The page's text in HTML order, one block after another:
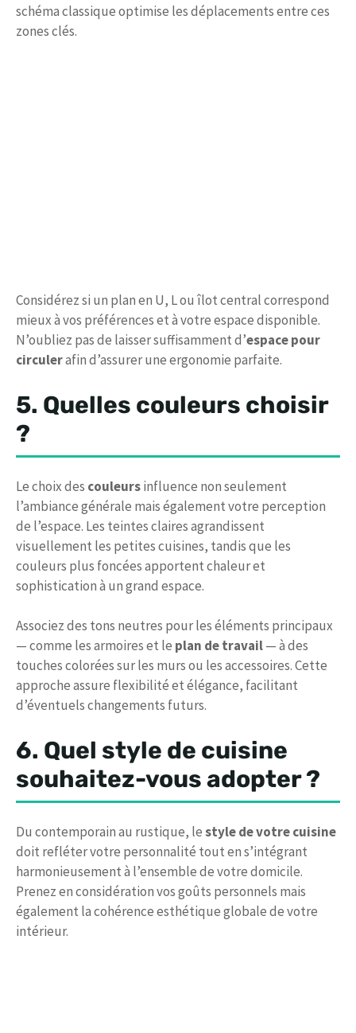
schéma classique optimise les déplacements entre ces
zones clés.
Considérez si un plan en U, L ou îlot central correspond
mieux à vos préférences et à votre espace disponible.
N’oubliez pas de laisser suffisamment d’espace pour
circulerafin d’assurer une ergonomie parfaite.
5. Quelles couleurs choisir
?
Le choix des couleursinfluence non seulement
l’ambiance générale mais également votre perception
de l’espace. Les teintes claires agrandissent
visuellement les petites cuisines, tandis que les
couleurs plus foncées apportent chaleur et
sophistication à un grand espace.
Associez des tons neutres pour les éléments principaux
— comme les armoires et le plan de travail— à des
touches colorées sur les murs ou les accessoires. Cette
approche assure flexibilité et élégance, facilitant
d’éventuels changements futurs.
6. Quel style de cuisine
souhaitez-vous adopter ?
Du contemporain au rustique, lestyle de votre cuisine
doit refléter votre personnalité tout en s’intégrant
harmonieusement à l’ensemble de votre domicile.
Prenez en considération vos goûts personnels mais
également la cohérence esthétique globale de votre
intérieur.